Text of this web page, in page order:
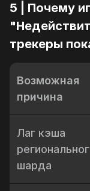
5 | Почему
трекеры
Возможная
причина
Лаг кэша
шарда